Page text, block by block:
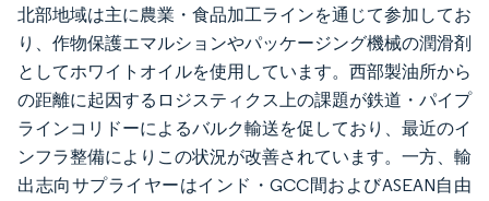
北部地域は主に農業・食品加工ラインを通じて参加してお
り、作物保護エマルションやパッケージング機械の潤滑剤
としてホワイトオイルを使用しています。西部製油所から
の距離に起因するロジスティクス上の課題が鉄道・パイプ
ラインコリドーによるバルク輸送を促しており、最近のイ
ンフラ整備によりこの状況が改善されています。一方、輸
出志向サプライヤーはインド・GCC間およびASEAN自由